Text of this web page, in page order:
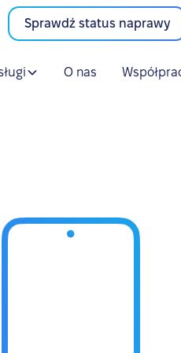
Sprawdź status naprawy
O nas